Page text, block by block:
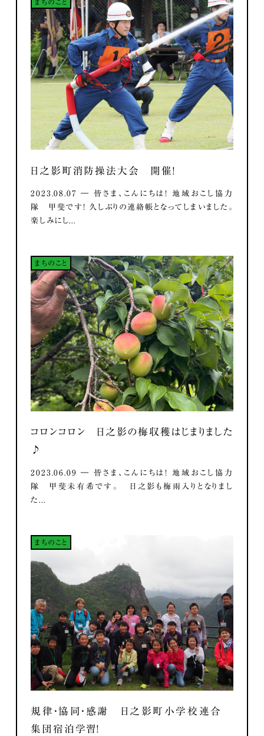
まちのこと
日之影町消防操法大会 開催！
2023.08.07 ― 皆さま、こんにちは！ 地域おこし協力
隊 甲斐です！ 久しぶりの連絡帳となってしまいました。
楽しみにし...
まちのこと
コロンコロン 日之影の梅収穫はじまりました
♪
2023.06.09 ― 皆さま、こんにちは！ 地域おこし協力
隊 甲斐未有希です。 日之影も梅雨入りとなりまし
た...
まちのこと
規律・協同・感謝 日之影町小学校連合
集団宿泊学習！